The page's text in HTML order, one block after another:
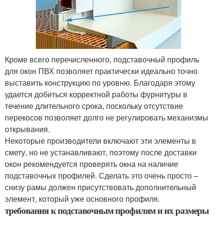
Кроме всего перечисленного, подставочный профиль
для окон ПВХ позволяет практически идеально точно
выставить конструкцию по уровню. Благодаря этому
удается добиться корректной работы фурнитуры в
течение длительного срока, поскольку отсутствие
перекосов позволяет долго не регулировать механизмы
открывания.
Некоторые производители включают эти элементы в
смету, но не устанавливают, поэтому после доставки
окон рекомендуется проверять окна на наличие
подставочных профилей. Сделать это очень просто –
снизу рамы должен присутствовать дополнительный
элемент, который уже основного профиля.
требования к подставочным профилям и их размеры